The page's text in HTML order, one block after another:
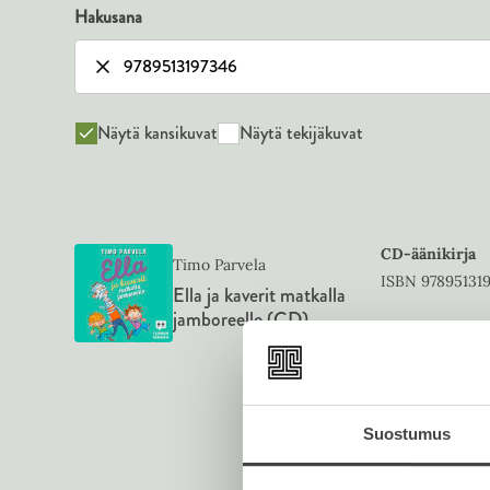
Suostumus
Hakusana
Näytä kansikuvat Näytä tekijäkuvat
Timo Parvela
Ella ja kaverit matkalla
jamboreelle (CD)
CD-äänikirja
ISBN